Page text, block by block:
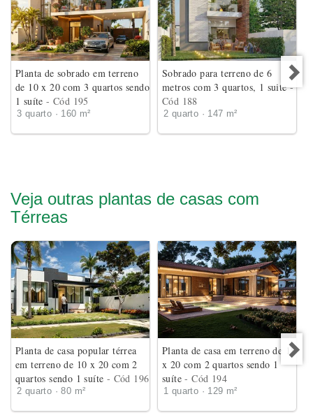
Planta de sobrado em terreno
de 10 x 20 com 3 quartos sendo
1 suíte- Cód 195
3 quarto · 160 m²
Sobrado para terreno de 6
metros com 3 quartos, 1 suite-
Cód 188
2 quarto · 147 m²
Veja outras plantas de casas com
Térreas
Planta de casa popular térrea
em terreno de 10 x 20 com 2
quartos sendo 1 suíte - Cód 196
2 quarto · 80 m²
Planta de casa em terreno de 18
x 20 com 2 quartos sendo 1
suíte- Cód 194
1 quarto · 129 m²